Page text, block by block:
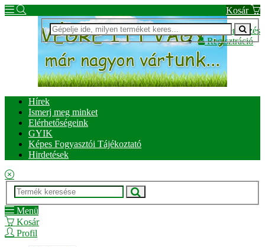
Kosár
Bejelentkezés
Regisztráció
Hírek
Ismerj meg minket
Elérhetőségeink
GYIK
Képes Fogyasztói Tájékoztató
Hirdetések
Menü
Kosár
Profil